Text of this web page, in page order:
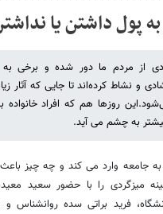
پول داشتن یا
از مردم ما دور شده و برخی به
و نشاط کرده‌اند تا جایی که آثار
روزها هم که افراد خانواده
به چشم می آید.
جامعه وارد می کند و چه چیز
میزگردی را با حضور سعید
فرید براتی سده روانشناس